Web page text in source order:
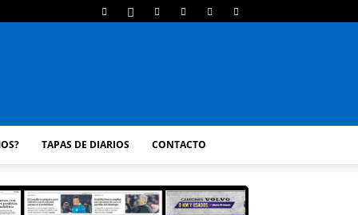
TAPAS DE DIARIOS CONTACTO